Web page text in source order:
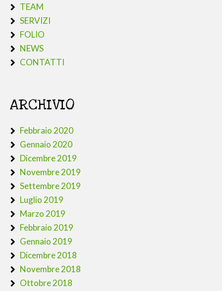
TEAM
SERVIZI
FOLIO
NEWS
CONTATTI
ARCHIVIO
Febbraio 2020
Gennaio 2020
Dicembre 2019
Novembre 2019
Settembre 2019
Luglio 2019
Marzo 2019
Febbraio 2019
Gennaio 2019
Dicembre 2018
Novembre 2018
Ottobre 2018